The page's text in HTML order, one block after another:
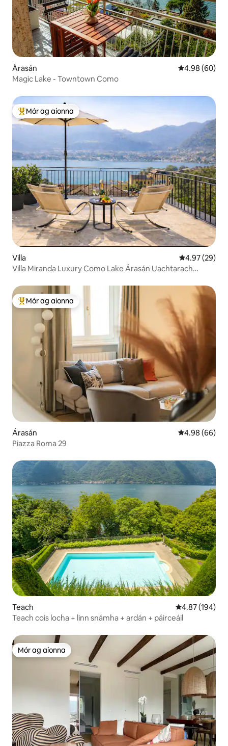
Árasán Meánrátáil
4.98 (60)
Magic Lake - Towntown Como
An-mhór ag aíonna
Mór ag aíonna
Villa Meánrátáil
4.97 (29)
Villa Miranda Luxury Como Lake Árasán Uachtarach
An-mhór ag aíonna
Mór ag aíonna
Árasán Meánrátáil
4.98 (66)
Piazza Roma 29
Teach Meánrátáil
4.87 (194)
Teach cois locha + linn snámha + ardán + páirceáil
Mór ag aíonna
Mór ag aíonna